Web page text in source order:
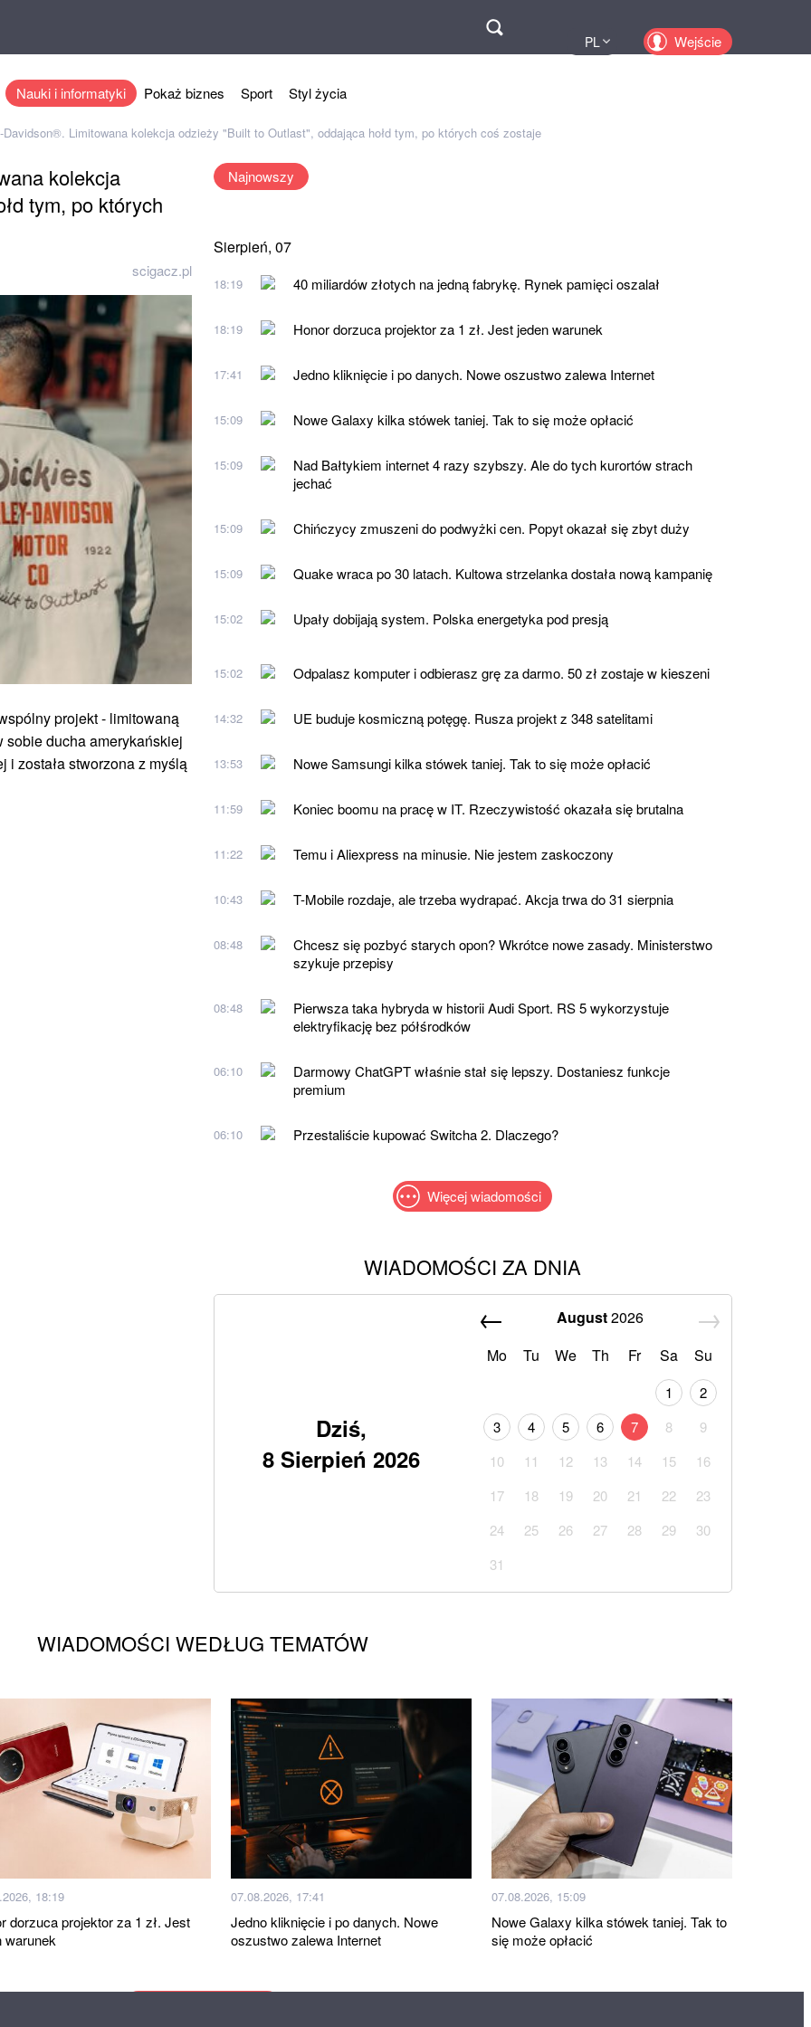
PL Wejście
Nauki i informatyki Pokaż biznes Sport Styl życia
Limitowana kolekcja odzieży "Built to Outlast", oddająca hołd tym, po których coś zostaje
kolekcja
tym, po których
scigacz.pl
projekt - limitowaną
sobie ducha amerykańskiej
została stworzona z myślą
Najnowszy
Sierpień, 07
18:19 40 miliardów złotych na jedną fabrykę. Rynek pamięci oszalał
18:19 Honor dorzuca projektor za 1 zł. Jest jeden warunek
17:41 Jedno kliknięcie i po danych. Nowe oszustwo zalewa Internet
15:09 Nowe Galaxy kilka stówek taniej. Tak to się może opłacić
15:09
Nad Bałtykiem internet 4 razy szybszy. Ale do tych kurortów strach
jechać
15:09 Chińczycy zmuszeni do podwyżki cen. Popyt okazał się zbyt duży
15:09 Quake wraca po 30 latach. Kultowa strzelanka dostała nową kampanię
15:02 Upały dobijają system. Polska energetyka pod presją
15:02 Odpalasz komputer i odbierasz grę za darmo. 50 zł zostaje w kieszeni
14:32 UE buduje kosmiczną potęgę. Rusza projekt z 348 satelitami
13:53 Nowe Samsungi kilka stówek taniej. Tak to się może opłacić
11:59 Koniec boomu na pracę w IT. Rzeczywistość okazała się brutalna
11:22 Temu i Aliexpress na minusie. Nie jestem zaskoczony
10:43 T-Mobile rozdaje, ale trzeba wydrapać. Akcja trwa do 31 sierpnia
08:48
Chcesz się pozbyć starych opon? Wkrótce nowe zasady. Ministerstwo
szykuje przepisy
08:48
Pierwsza taka hybryda w historii Audi Sport. RS 5 wykorzystuje
elektryfikację bez półśrodków
06:10
Darmowy ChatGPT właśnie stał się lepszy. Dostaniesz funkcje
premium
06:10 Przestaliście kupować Switcha 2. Dlaczego?
Więcej wiadomości
WIADOMOŚCI ZA DNIA
Dziś,
8 Sierpień 2026
August2026
Mo
Tu We Th Fr Sa Su
1
2
3
4 5 6 7 8
9
10
11 12 13 14 15
16
17
18 19 20 21 22
23
24
25 26 27 28 29
30
31
WIADOMOŚCI WEDŁUG TEMATÓW
18:19
dorzuca projektor za 1 zł. Jest
warunek
07.08.2026, 17:41
Jedno kliknięcie i po danych. Nowe
oszustwo zalewa Internet
07.08.2026, 15:09
Nowe Galaxy kilka stówek taniej. Tak to
się może opłacić